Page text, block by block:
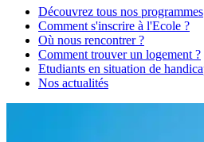
Découvrez tous nos programmes
Comment s'inscrire à l'Ecole ?
Où nous rencontrer ?
Comment trouver un logement ?
Etudiants en situation de
Nos actualités